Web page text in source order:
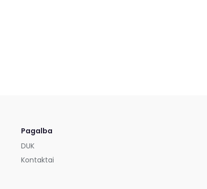
Pagalba
DUK
Kontaktai